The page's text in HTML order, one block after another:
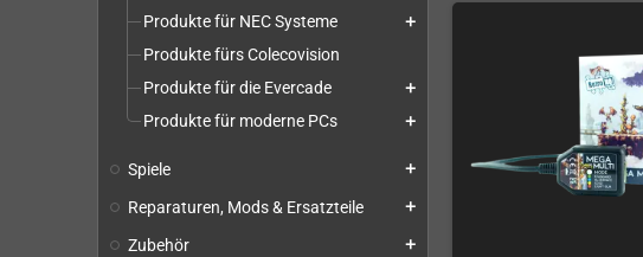
Produkte für NEC Systeme add
Produkte fürs Colecovision
Produkte für die Evercade
add
Produkte für moderne PCs add
Spiele add
Reparaturen, Mods & Ersatzteile add
Zubehör add